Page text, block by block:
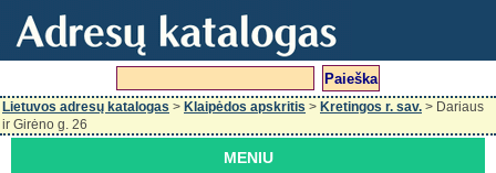
Lietuvos adresų katalogas > Klaipėdos apskritis > Kretingos r. sav. > Dariaus
ir Girėno g. 26
MENIU